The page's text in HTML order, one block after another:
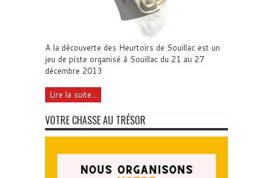
A la découverte des Heurtoirs de Souillac est un
jeu de piste organisé à Souillac du 21 au 27
décembre 2013
Lire la suite...
VOTRE CHASSE AU TRÉSOR